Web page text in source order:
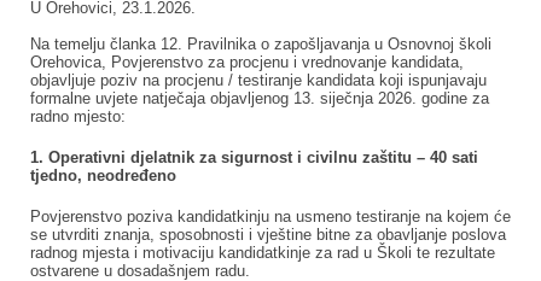
U Orehovici, 23.1.2026.
Na temelju članka 12. Pravilnika o zapošljavanja u Osnovnoj školi
Orehovica, Povjerenstvo za procjenu i vrednovanje kandidata,
objavljuje poziv na procjenu / testiranje kandidata koji ispunjavaju
formalne uvjete natječaja objavljenog 13. siječnja 2026. godine za
radno mjesto:
1. Operativni djelatnik za sigurnost i civilnu zaštitu – 40 sati
tjedno, neodređeno
Povjerenstvo poziva kandidatkinju na usmeno testiranje na kojem će
se utvrditi znanja, sposobnosti i vještine bitne za obavljanje poslova
radnog mjesta i motivaciju kandidatkinje za rad u Školi te rezultate
ostvarene u dosadašnjem radu.